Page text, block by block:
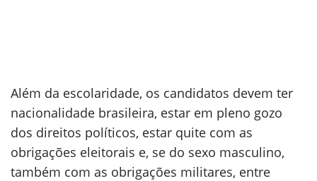
Além da escolaridade, os candidatos devem ter
nacionalidade brasileira, estar em pleno gozo
dos direitos políticos, estar quite com as
obrigações eleitorais e, se do sexo masculino,
também com as obrigações militares, entre